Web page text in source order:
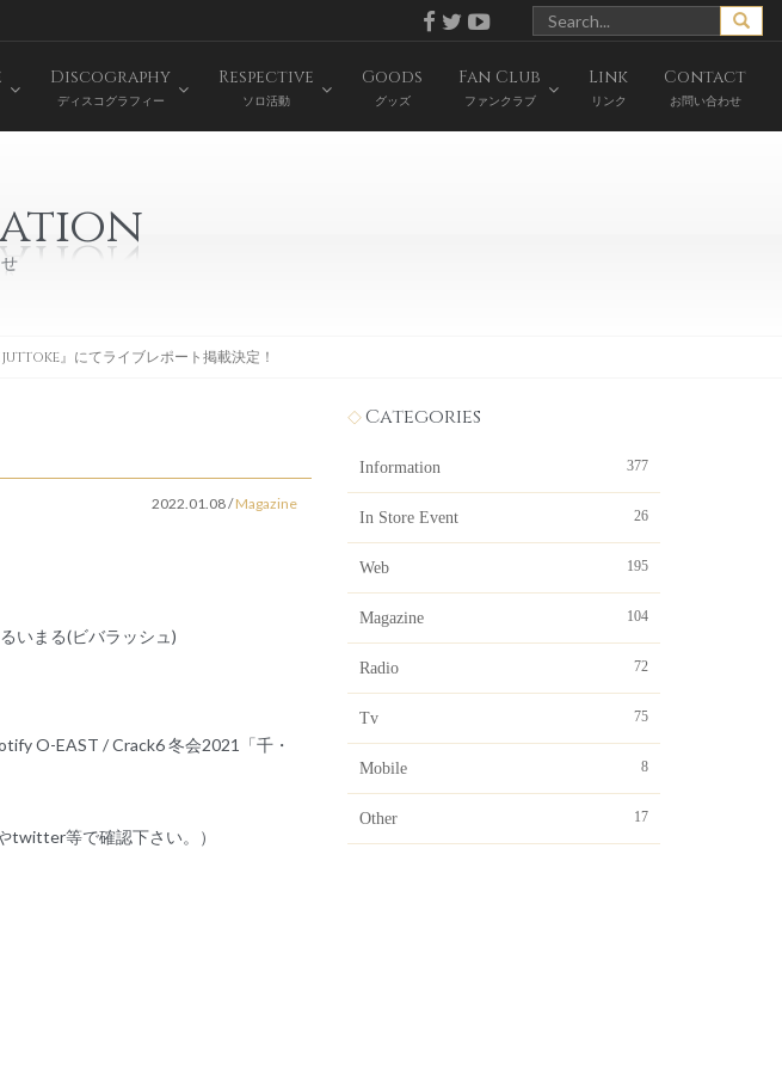
Discography
ディスコグラフィー
Respective
ソロ活動
Goods
グッズ
Fan Club
ファンクラブ
Link
リンク
Contact
お問い合わせ
』にてライブレポート掲載決定！
2022.01.08/Magazine
いまる(ビバラッシュ)
O-EAST / Crack6 冬会2021「千・
twitter等で確認下さい。）
Categories
Information 377
In Store Event 26
Web 195
Magazine 104
Radio 72
Tv 75
Mobile 8
Other 17